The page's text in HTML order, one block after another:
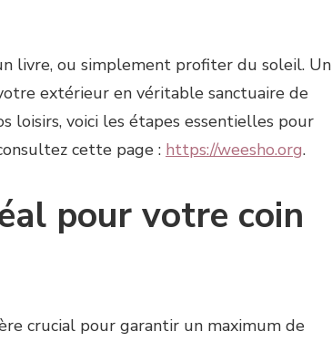
livre, ou simplement profiter du soleil. Un
extérieur en véritable sanctuaire de
loisirs, voici les étapes essentielles pour
cette page : https://weesho.org.
pour votre coin
crucial pour garantir un maximum de